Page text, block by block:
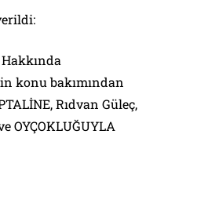
konu bakımından
Rıdvan Güleç,
OYÇOKLUĞUYLA